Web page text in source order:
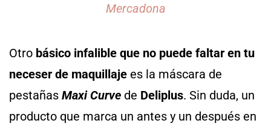
Mercadona
Otro básico infalible que no puede faltar en tu
neceser de maquillaje es la máscara de
pestañas Maxi Curve de Deliplus. Sin duda, un
producto que marca un antes y un después en